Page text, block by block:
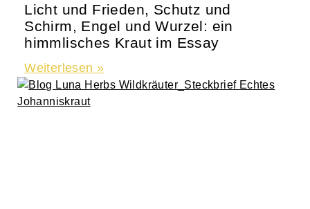
Licht und Frieden, Schutz und
Schirm, Engel und Wurzel: ein
himmlisches Kraut im Essay
Weiterlesen »